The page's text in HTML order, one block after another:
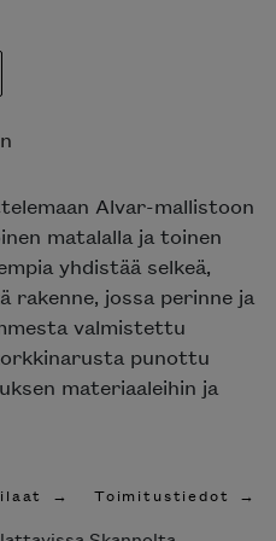
Alvar-mallistoon
matalalla ja toinen
yhdistää selkeä,
rakenne, jossa perinne ja
valmistettu
punottu
materiaaleihin ja
Toimitustiedot